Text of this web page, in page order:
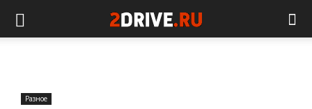
Разное